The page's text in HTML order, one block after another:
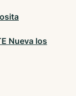
Nueva los